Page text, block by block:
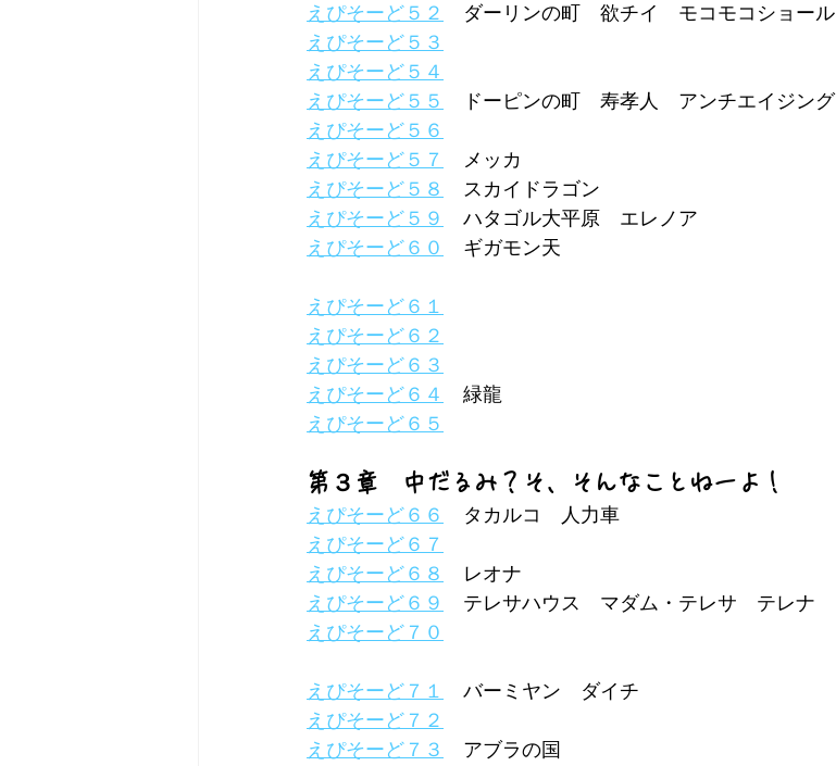
えぴそーど５２
ダーリンの町　欲チイ　モコモコショール
えぴそーど５３
えぴそーど５４
えぴそーど５５
ドーピンの町 寿孝人　アンチエイジング
えぴそーど５６
えぴそーど５７
メッカ
えぴそーど５８
スカイドラゴン
えぴそーど５９
ハタゴル大平原　エレノア
えぴそーど６０
ギガモン天
えぴそーど６１
えぴそーど６２
えぴそーど６３
えぴそーど６４
緑龍
えぴそーど６５
第３章　中だるみ？そ、そんなことねーよ！
えぴそーど６６
タカルコ　人力車
えぴそーど６７
えぴそーど６８
レオナ
えぴそーど６９
テレサハウス　マダム・テレサ　テレナ
えぴそーど７０
えぴそーど７１
バーミヤン　ダイチ
えぴそーど７２
えぴそーど７３
アブラの国